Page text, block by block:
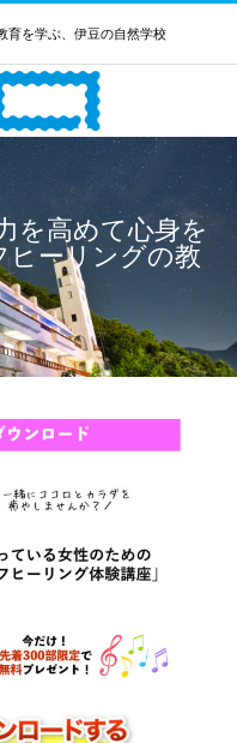
育を学ぶ、伊豆の自然学校
を高めて心身を
ーリングの教